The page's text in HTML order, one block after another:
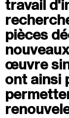
Mercredi 05
14h30-15h30
Visite ludique
- 6 ans
16h30- 17h30
Visite ludique
20 mois - 3 ans
travail
pièces
œuvre
ont ainsi